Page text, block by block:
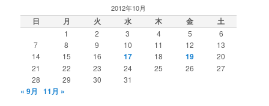
ゲ
ー
2012年10月
日 月 火 水 木 金 土
1 2 3 4 5
6
7
8 9 10 11 12
13
14
15 16 17 18 19
20
21
22 23 24 25 26
27
28
29 30 31
« 9月 11月 »